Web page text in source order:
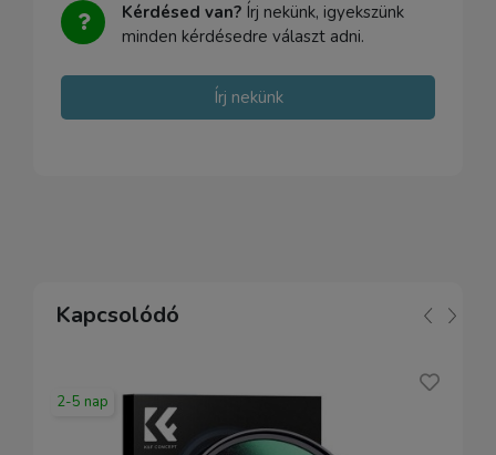
Kérdésed van? Írj nekünk, igyekszünk
minden kérdésedre választ adni.
Írj nekünk
Kapcsolódó
2-5 nap